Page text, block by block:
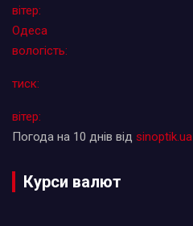
вітер:
Одеса
вологість:
тиск:
вітер:
Погода на 10 днів від sinoptik.ua
Курси валют